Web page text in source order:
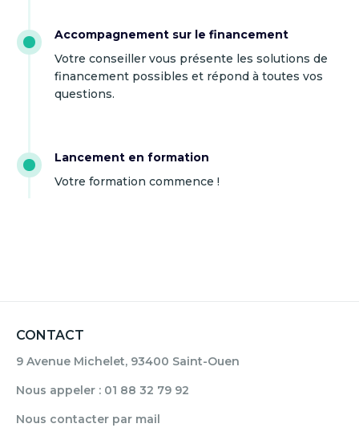
Accompagnement sur le financement
Votre conseiller vous présente les solutions de
financement possibles et répond à toutes vos
questions.
Lancement en formation
Votre formation commence !
CONTACT
9 Avenue Michelet, 93400 Saint-Ouen
Nous appeler : 01 88 32 79 92
Nous contacter par mail